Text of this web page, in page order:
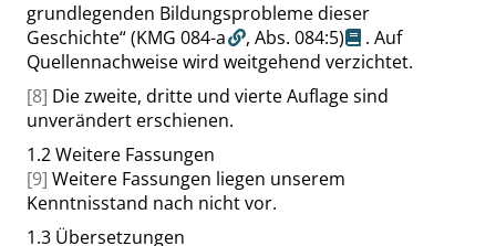
grundlegenden Bildungsprobleme dieser
Geschichte“(KMG 084-a , Abs. 084:5)
. Auf
Quellennachweise wird weitgehend verzichtet.
[8] Die zweite, dritte und vierte Auflage sind
unverändert erschienen.
1.2Weitere Fassungen
[9] Weitere Fassungen liegen unserem
Kenntnisstand nach nicht vor.
1.3 Übersetzungen